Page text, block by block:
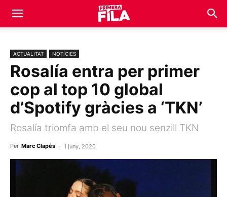
ACTUALITAT NOTÍCIES
Rosalía entra per primer
cop al top 10 global
d’Spotify gràcies a ‘TKN’
Rosalía triomfa amb el seu nou senzill TKN
Per Marc Clapés - 1 juny, 2020